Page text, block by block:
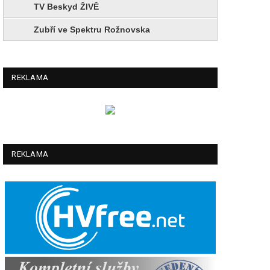
TV Beskyd ŽIVĚ
Zubří ve Spektru Rožnovska
REKLAMA
REKLAMA